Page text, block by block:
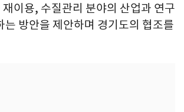
이용, 수질관리 분야의 산업과 연구
는 방안을 제안하며 경기도의 협조를